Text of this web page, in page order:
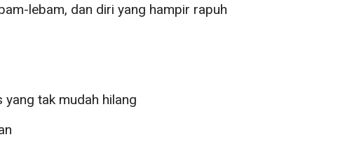
lebam, dan diri yang hampir rapuh
yang tak mudah hilang